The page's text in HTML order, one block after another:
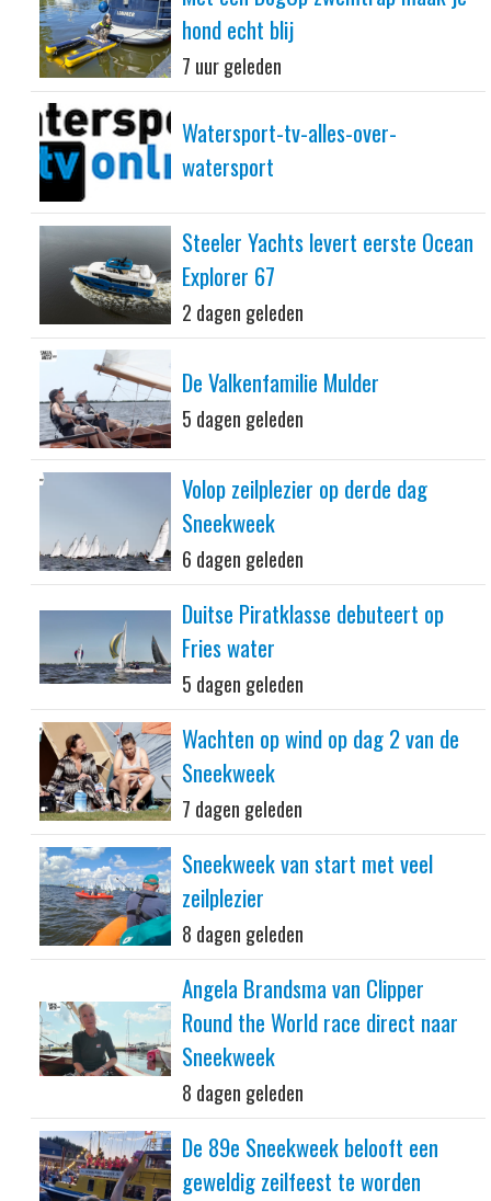
hond echt blij
7 uur geleden
Watersport-tv-alles-over-
watersport
Steeler Yachts levert eerste Ocean
Explorer 67
2 dagen geleden
De Valkenfamilie Mulder
5 dagen geleden
Volop zeilplezier op derde dag
Sneekweek
6 dagen geleden
Duitse Piratklasse debuteert op
Fries water
5 dagen geleden
Wachten op wind op dag 2 van de
Sneekweek
7 dagen geleden
Sneekweek van start met veel
zeilplezier
8 dagen geleden
Angela Brandsma van Clipper
Round the World race direct naar
Sneekweek
8 dagen geleden
De 89e Sneekweek belooft een
geweldig zeilfeest te worden